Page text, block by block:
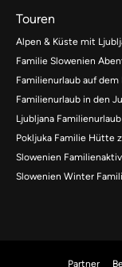
Touren
Alpen & Küste mit
Familie Slowenien
Familienurlaub auf dem
Familienurlaub in den
Ljubljana Familienurlaub
Pokljuka Familie Hütte
Slowenien
Slowenien Winter
Partner